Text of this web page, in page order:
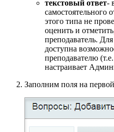
текстовый ответ-
самостоятельного
этого типа не
оценить и
преподаватель.
доступна
преподавателю
настраивает
Заполним поля на первой